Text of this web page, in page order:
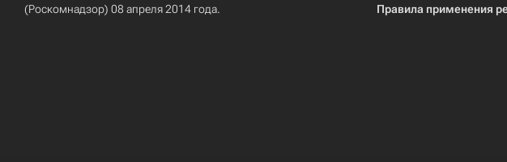
(Роскомнадзор) 08 апреля 2014 года.
Правила применения